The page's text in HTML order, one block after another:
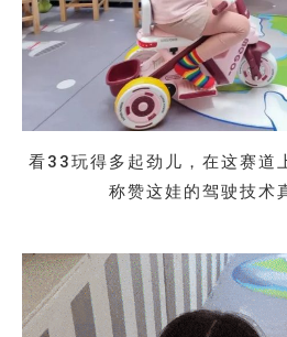
看33玩得多起劲儿，在这赛道
称赞这娃的驾驶技术